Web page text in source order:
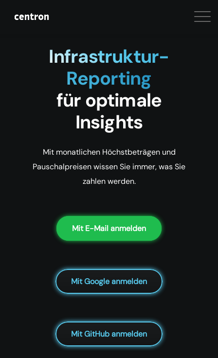
Infrastruktur-
Reporting
für optimale
Insights
Mit monatlichen Höchstbeträgen und
Pauschalpreisen wissen Sie immer, was Sie
zahlen werden.
Mit E-Mail anmelden
Mit Google anmelden
Mit GitHub anmelden